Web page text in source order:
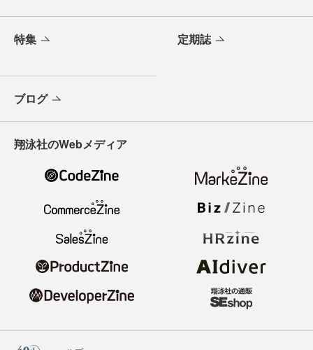
特集 定期誌
ブログ
翔泳社のWebメディア